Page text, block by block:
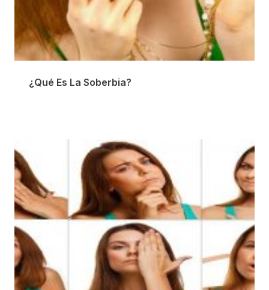
¿Qué Es La Soberbia?